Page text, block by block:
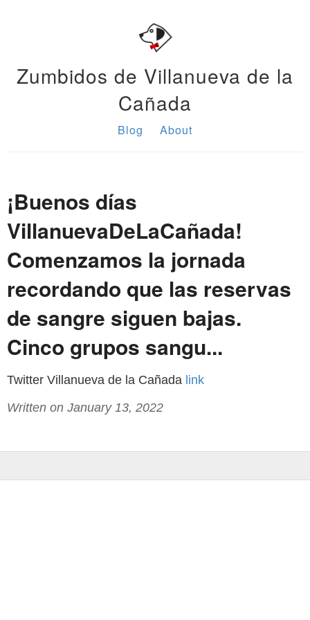
Zumbidos de Villanueva de la
Cañada
Blog About
¡Buenos días
VillanuevaDeLaCañada!
Comenzamos la jornada
recordando que las reservas
de sangre siguen bajas.
Cinco grupos sangu...
Twitter Villanueva de la Cañada link
Written on January 13, 2022